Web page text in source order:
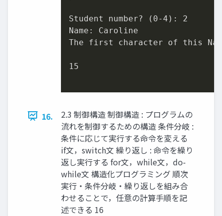
Student number? ( 0-4 ): 2
Name: Caroline
The first character of this
15
16.
2.3 制御構造 制御構造 : プログラムの
流れを制御するための構造 条件分岐 :
条件に応じて実行する命令を変える
if文，switch文 繰り返し : 命令を繰り
返し実行する for文，while文，do-
while文 構造化プログラミング 順次
実行・条件分岐・繰り返しを組み合
わせることで，任意の計算手順を記
述できる 16